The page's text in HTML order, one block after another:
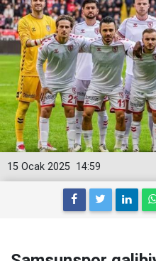
14:59
15 Ocak 2025